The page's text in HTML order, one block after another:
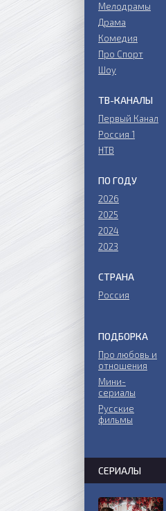
Мелодрамы
Драма
Комедия
Про Спорт
Шоу
ТВ-КАНАЛЫ
Первый Канал
Россия 1
НТВ
ПО ГОДУ
2026
2025
2024
2023
СТРАНА
Россия
ПОДБОРКА
Про любовь и
отношения
Мини-
сериалы
Русские
фильмы
СЕРИАЛЫ